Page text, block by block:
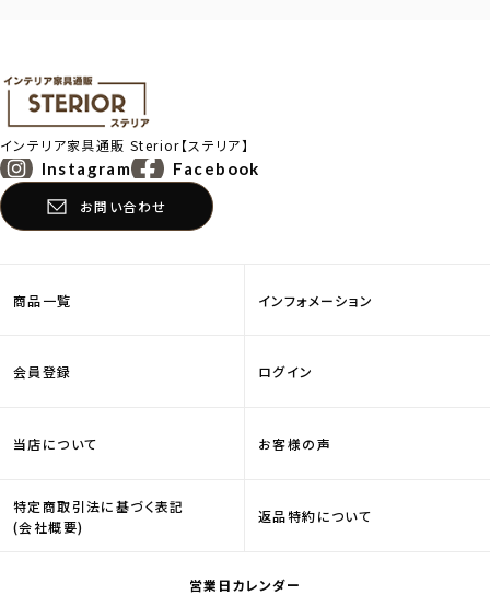
インテリア家具通販Sterior【ステリア】
Instagram Facebook
お問い合わせ
商品一覧 インフォメーション
会員登録 ログイン
当店について お客様の声
特定商取引法に基づく表記
(会社概要)
返品特約について
営業日カレンダー